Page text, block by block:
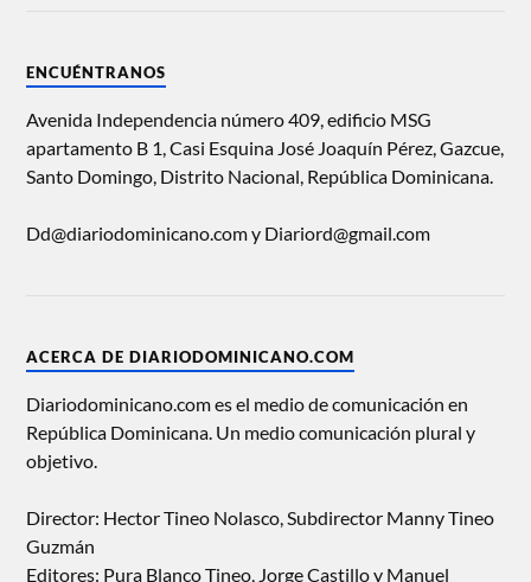
ENCUÉNTRANOS
Avenida Independencia número 409, edificio MSG
apartamento B 1, Casi Esquina José Joaquín Pérez, Gazcue,
Santo Domingo, Distrito Nacional, República Dominicana.
Dd@diariodominicano.com y Diariord@gmail.com
ACERCA DE DIARIODOMINICANO.COM
Diariodominicano.com es el medio de comunicación en
República Dominicana. Un medio comunicación plural y
objetivo.
Director: Hector Tineo Nolasco, Subdirector Manny Tineo
Guzmán
Editores: Pura Blanco Tineo, Jorge Castillo y Manuel